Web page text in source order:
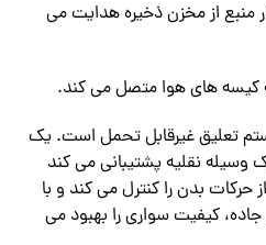
منبع از مخزن ذخیره هدایت می
کیسه های هوا متصل می کند.
تعلیق غیرقابل تحمل است. یک
وسیله نقلیه پشتیبانی می کند
حرکات بدن را کنترل می کند و با
کیفیت سواری را بهبود می